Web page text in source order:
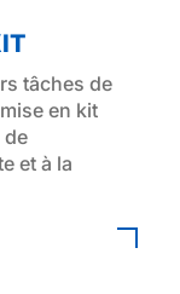
tâches de
en kit
de
et à la